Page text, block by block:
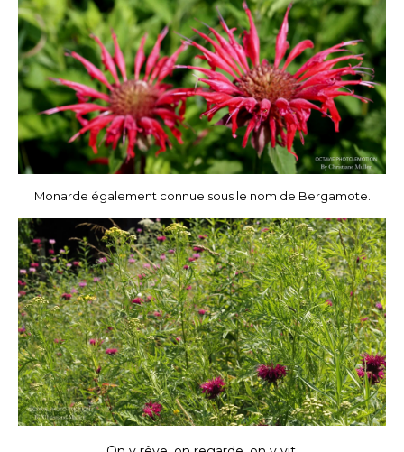
Monarde également connue sous le nom de Bergamote.